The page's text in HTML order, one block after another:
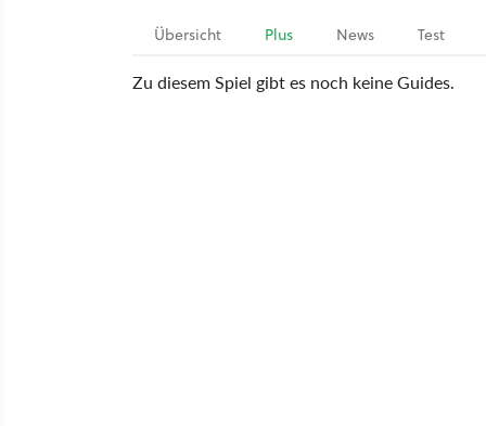
Übersicht Plus News Test
Zu diesem Spiel gibt es noch keine Guides.